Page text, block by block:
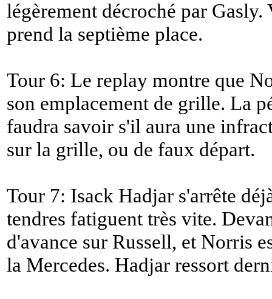
légèrement décroché par Gasly.
prend la septième place.
Tour 6: Le replay montre que
son emplacement de grille. La
faudra savoir s'il aura une
sur la grille, ou de faux départ.
Tour 7: Isack Hadjar s'arrête
tendres fatiguent très vite.
d'avance sur Russell, et Norris
la Mercedes. Hadjar ressort